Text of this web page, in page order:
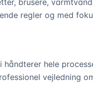
brusere,
regler og med
hele
vejledning